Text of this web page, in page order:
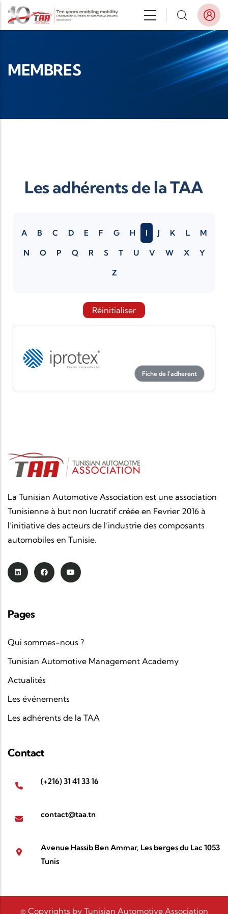
Aller au contenu principal
MEMBRES
Les adhérents de la TAA
A B C D E F G H I J K L M
N O P Q R S T U V W X Y
Z
Réinitialiser
Fiche de l'adherent
La Tunisian Automotive Association est une association
Tunisienne à but non lucratif créée en Fevrier 2016 à
l’initiative des acteurs de l’industrie des composants
automobiles en Tunisie.
Pages
Qui sommes-nous ?
Tunisian Automotive Management Academy
Actualités
Les événements
Les adhérents de la TAA
Contact
(+216) 31 41 33 16
contact@taa.tn
Avenue Hassib Ben Ammar, Les berges du Lac 1053
Tunis
© Copyrights by Tunisian Automotive Association